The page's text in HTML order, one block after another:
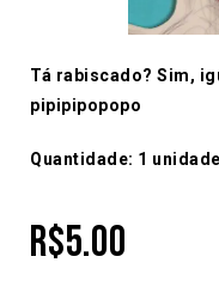
Tá rabiscado? Sim,
pipipipopopo
Quantidade: 1 unidade
R$5.00